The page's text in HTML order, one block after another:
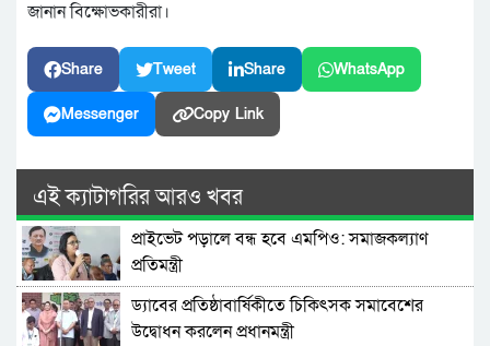
জানান বিক্ষোভকারীরা।
Share Tweet Share WhatsApp
Messenger Copy Link
এই ক্যাটাগরির আরও খবর
প্রাইভেট পড়ালে বন্ধ হবে এমপিও: সমাজকল্যাণ
প্রতিমন্ত্রী
ড্যাবের প্রতিষ্ঠাবার্ষিকীতে চিকিৎসক সমাবেশের
উদ্বোধন করলেন প্রধানমন্ত্রী